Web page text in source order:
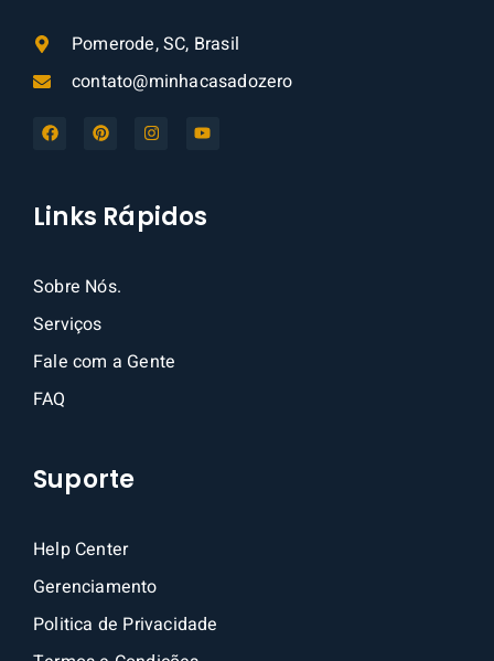
Pomerode, SC, Brasil
contato@minhacasadozero
Links Rápidos
Sobre Nós.
Serviços
Fale com a Gente
FAQ
Suporte
Help Center
Gerenciamento
Politica de Privacidade